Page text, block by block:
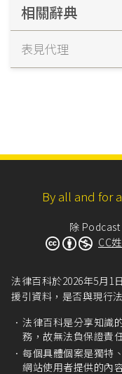
相關辭典
表見代理
By all and for
除
CC
法律百科於2026年5月1
援引資料，是否與現行
法律百科是分享知識
務，故無法負保證責
每個具體個案是獨特
網站使用者提供的內